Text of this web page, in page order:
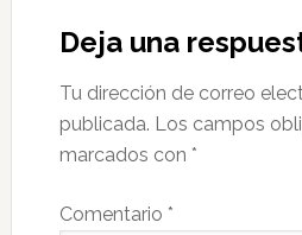
Deja una
Tu dirección de correo
publicada. Los campos
marcados con *
Comentario *